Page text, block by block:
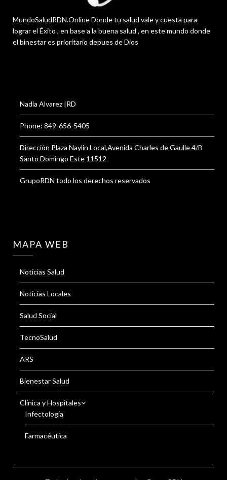
MundoSaludRDN.Online Donde tu salud vale y cuesta para
lograr el Éxito , en base a la buena salud , en este mundo donde
el binestar es prioritario depues de Dios
Nadia Alvarez |RD
Phone: 849-656-5405
Dirección Plaza Naylin Local,Avenida Charles de Gaulle 4/B
Santo Domingo Este 11512
GrupoRDN todo los derechos reservados
MAPA WEB
Noticias Salud
Noticias Locales
Salud Social
TecnoSalud
ARS
Bienestar Salud
Clínica y Hospitales
Infectología
Farmacéutica